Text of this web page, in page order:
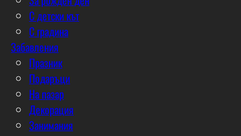
С детски кът
С градина
Забавления
Празник
Подаръци
На пазар
Декорация
Занимания